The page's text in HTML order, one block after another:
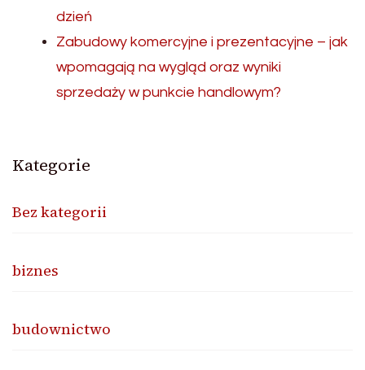
dzień
Zabudowy komercyjne i prezentacyjne – jak
wpomagają na wygląd oraz wyniki
sprzedaży w punkcie handlowym?
Kategorie
Bez kategorii
biznes
budownictwo